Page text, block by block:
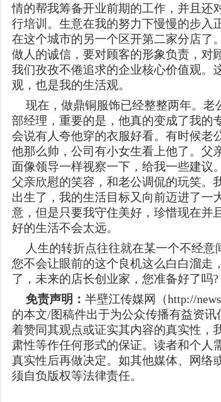
情的帮我筹备开业前期的工作，并且还
行培训。生意在我的努力下慢慢的步入
在这个城市的另一个区开第二家分店了
做人的诚信，要对顾客的形象负责，对
我们孜孜不倦追求的企业核心价值观。
观，也是我的生活观。
现在，做鼎铜服饰已经整整两年。老
部经理，重要的是，他真的变成了我的
会说有人夸他穿的衣服好看。有时候老
他那么帅，公司有小女生看上他了。父
面像领导一样视察一下，给我一些建议
父亲欣慰的笑容，和老公调侃的玩笑。
出生了，我的生活目标又向前迈进了一
意，但是只要我守住美好，珍惜现在并
好的生活不会太远。
人生的转折点往往就在某一个不经
您不会让眼前的这个良机这么白白溜走
了，未来的店长创业家，您准备好了吗?
免责声明： 半壁江传媒网（http://
的本文/图稿件出于为公众传播有益资
着赞同其观点或证实其内容的真实性，
肃性等作任何形式的保证。读者和个人
真实性后再做决定。如其他媒体、网络
须自负版权等法律责任。